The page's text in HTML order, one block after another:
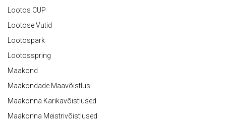
Lootos CUP
Lootose Vutid
Lootospark
Lootosspring
Maakond
Maakondade Maavõistlus
Maakonna Karikavõistlused
Maakonna Meistrivõistlused